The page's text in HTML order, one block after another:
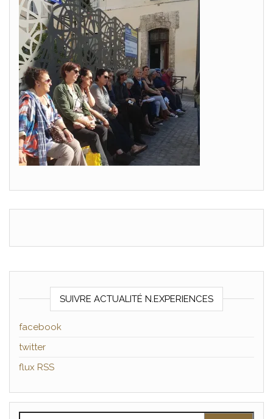
SUIVRE ACTUALITÉ N.EXPERIENCES
facebook
twitter
flux RSS